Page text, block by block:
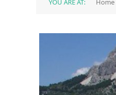
YOU ARE AT: Home